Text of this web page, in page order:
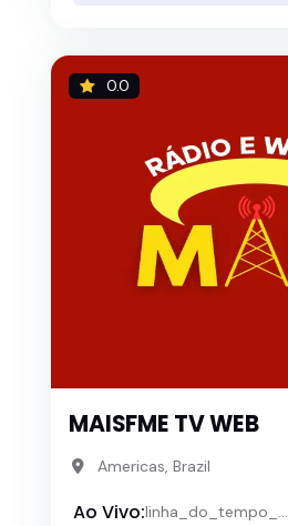
0.0
MAISFME TV WEB
Americas, Brazil
Ao Vivo:linha_do_tempo_...